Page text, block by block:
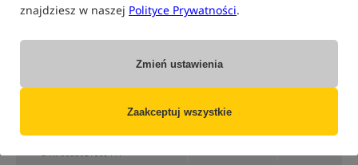
znajdziesz w naszej Polityce Prywatności.
Zmień ustawienia
Zaakceptuj wszystkie
MPN: CAC218
EAN: 5055021669441